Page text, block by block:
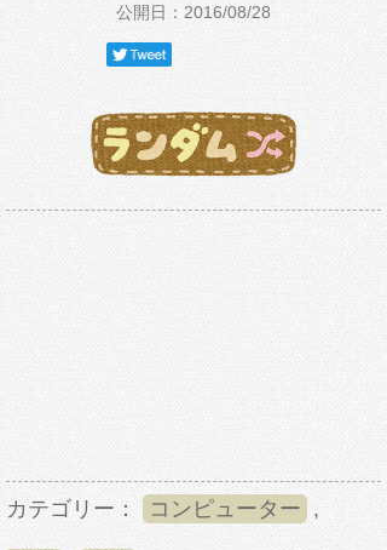
公開日：2016/08/28
カテゴリー： コンピューター ,